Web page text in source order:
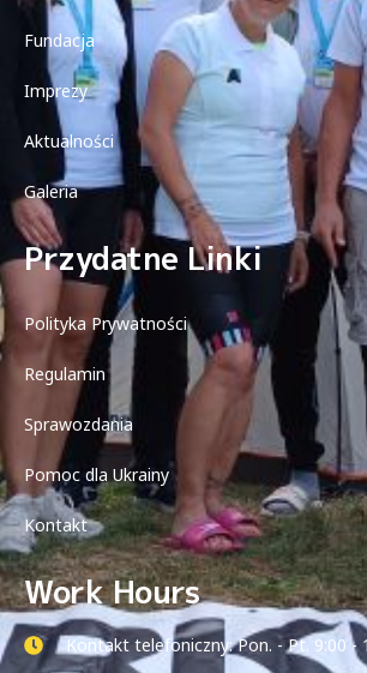
Fundacja
Imprezy
Aktualności
Galeria
Przydatne Linki
Polityka Prywatności
Regulamin
Sprawozdania
Pomoc dla Ukrainy
Kontakt
Work Hours
Kontakt telefoniczny: Pon. - Pt. 9:00 -